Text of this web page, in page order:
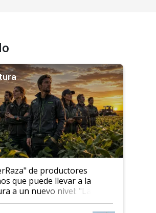
de productores
que puede llevar a la
a un nuevo nivel: "Las
de crecimiento son